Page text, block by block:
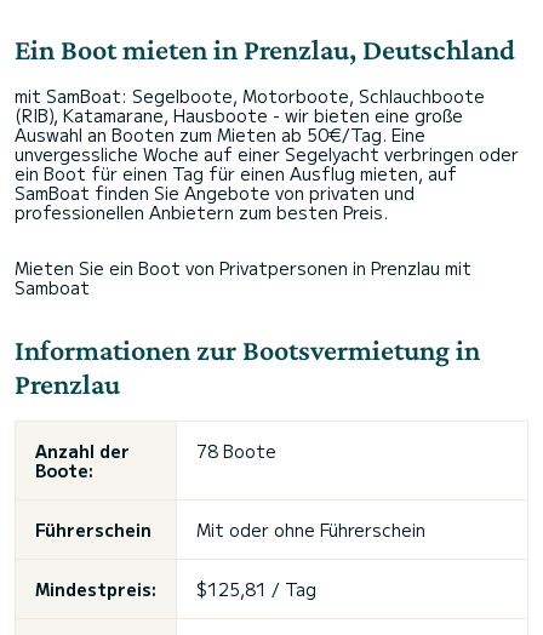
Ein Boot mieten in Prenzlau, Deutschland
mit SamBoat: Segelboote, Motorboote, Schlauchboote
(RIB), Katamarane, Hausboote - wir bieten eine große
Auswahl an Booten zum Mieten ab 50€/Tag. Eine
unvergessliche Woche auf einer Segelyacht verbringen oder
ein Boot für einen Tag für einen Ausflug mieten, auf
SamBoat finden Sie Angebote von privaten und
professionellen Anbietern zum besten Preis.
Mieten Sie ein Boot von Privatpersonen in Prenzlau mit
Samboat
Informationen zur Bootsvermietung in
Prenzlau
Anzahl der
Boote:
78 Boote
Führerschein Mit oder ohne Führerschein
Mindestpreis: $125,81 / Tag